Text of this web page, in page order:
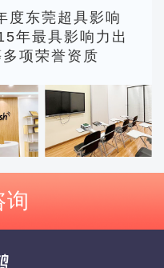
度东莞超具影响
年最具影响力出
项荣誉资质
询